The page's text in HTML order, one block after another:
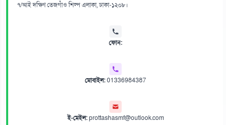
৭/আই দক্ষিণ তেজগাঁও শিল্প এলাকা, ঢাকা-১২০৮।
ফোন:
মোবাইল:01336984387
ই-মেইল:prottashasmf@outlook.com